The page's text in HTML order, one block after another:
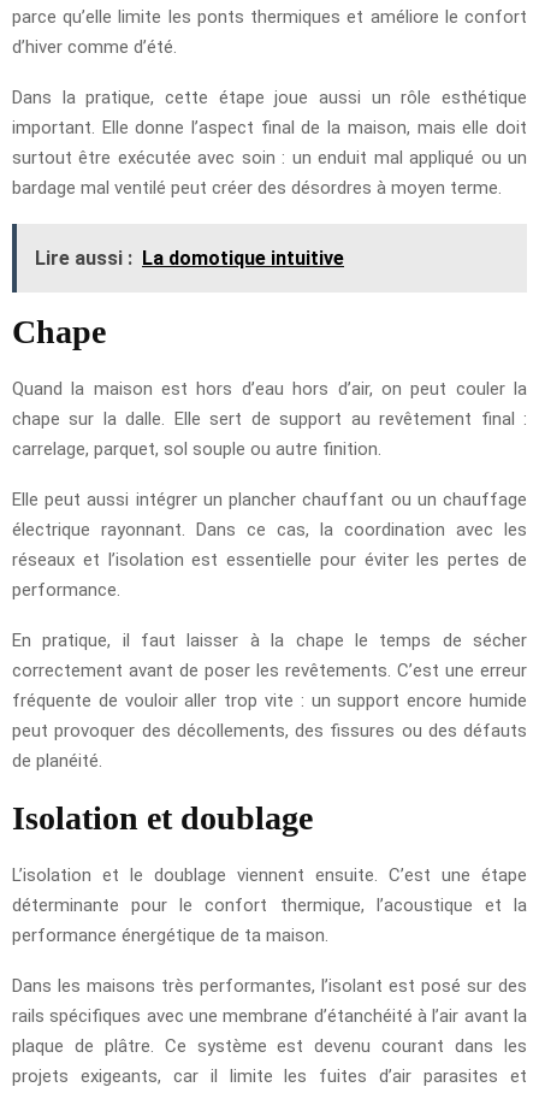
parce qu’elle limite les ponts thermiques et améliore le confort
d’hiver comme d’été.
Dans la pratique, cette étape joue aussi un rôle esthétique
important. Elle donne l’aspect final de la maison, mais elle doit
surtout être exécutée avec soin : un enduit mal appliqué ou un
bardage mal ventilé peut créer des désordres à moyen terme.
Lire aussi : La domotique intuitive
Chape
Quand la maison est hors d’eau hors d’air, on peut couler la
chape sur la dalle. Elle sert de support au revêtement final :
carrelage, parquet, sol souple ou autre finition.
Elle peut aussi intégrer un plancher chauffant ou un chauffage
électrique rayonnant. Dans ce cas, la coordination avec les
réseaux et l’isolation est essentielle pour éviter les pertes de
performance.
En pratique, il faut laisser à la chape le temps de sécher
correctement avant de poser les revêtements. C’est une erreur
fréquente de vouloir aller trop vite : un support encore humide
peut provoquer des décollements, des fissures ou des défauts
de planéité.
Isolation et doublage
L’isolation et le doublage viennent ensuite. C’est une étape
déterminante pour le confort thermique, l’acoustique et la
performance énergétique de ta maison.
Dans les maisons très performantes, l’isolant est posé sur des
rails spécifiques avec une membrane d’étanchéité à l’air avant la
plaque de plâtre. Ce système est devenu courant dans les
projets exigeants, car il limite les fuites d’air parasites et